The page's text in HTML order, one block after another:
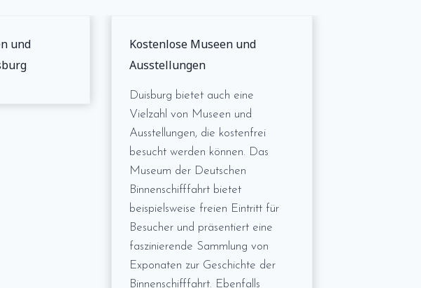
und
Kostenlose Museen und
Ausstellungen
Duisburg bietet auch eine
Vielzahl von Museen und
Ausstellungen, die kostenfrei
besucht werden können. Das
Museum der Deutschen
Binnenschifffahrt bietet
beispielsweise freien Eintritt für
Besucher und präsentiert eine
faszinierende Sammlung von
Exponaten zur Geschichte der
Binnenschifffahrt. Ebenfalls